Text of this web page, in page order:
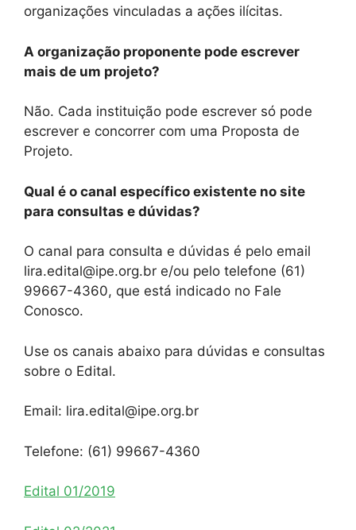
organizações vinculadas a ações ilícitas.
A organização proponente pode escrever
mais de um projeto?
Não. Cada instituição pode escrever só pode
escrever e concorrer com uma Proposta de
Projeto.
Qual é o canal específico existente no site
para consultas e dúvidas?
O canal para consulta e dúvidas é pelo email
lira.edital@ipe.org.br e/ou pelo telefone (61)
99667-4360, que está indicado no Fale
Conosco.
Use os canais abaixo para dúvidas e consultas
sobre o Edital.
Email: lira.edital@ipe.org.br
Telefone: (61) 99667-4360
Edital 01/2019